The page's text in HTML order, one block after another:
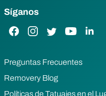
Síganos
Enlace de Facebook
Enlace de Instagram
Enlace de Twitter
Enlace deEnlace
Preguntas Frecuentes
Removery Blog
Políticas de Tatuajes en el